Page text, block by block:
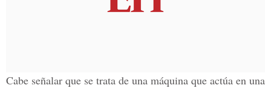
Cabe señalar que se trata de una máquina que actúa en una